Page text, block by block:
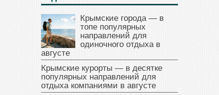
Крымские города — в
топе популярных
направлений для
одиночного отдыха в
августе
Крымские курорты — в десятке
популярных направлений для
отдыха компаниями в августе